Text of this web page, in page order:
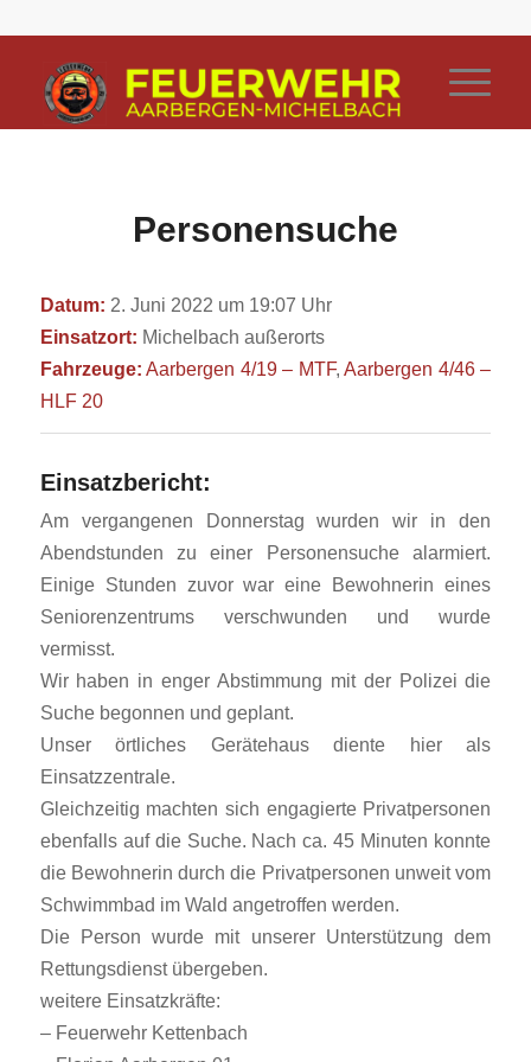
Personensuche
Datum: 2. Juni 2022 um 19:07 Uhr
Einsatzort: Michelbach außerorts
Fahrzeuge: Aarbergen 4/19 – MTF,Aarbergen 4/46 –
HLF 20
Einsatzbericht:
Am vergangenen Donnerstag wurden wir in den
Abendstunden zu einer Personensuche alarmiert.
Einige Stunden zuvor war eine Bewohnerin eines
Seniorenzentrums verschwunden und wurde
vermisst.
Wir haben in enger Abstimmung mit der Polizei die
Suche begonnen und geplant.
Unser örtliches Gerätehaus diente hier als
Einsatzzentrale.
Gleichzeitig machten sich engagierte Privatpersonen
ebenfalls auf die Suche. Nach ca. 45 Minuten konnte
die Bewohnerin durch die Privatpersonen unweit vom
Schwimmbad im Wald angetroffen werden.
Die Person wurde mit unserer Unterstützung dem
Rettungsdienst übergeben.
weitere Einsatzkräfte:
– Feuerwehr Kettenbach